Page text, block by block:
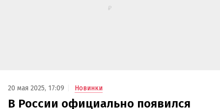
20 мая 2025, 17:09 Новинки
В России официально появился